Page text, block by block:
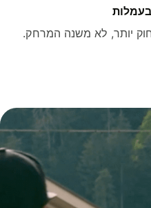
יותר, לא משנה המרחק.